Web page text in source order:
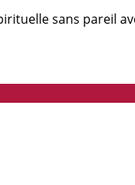
sans pareil